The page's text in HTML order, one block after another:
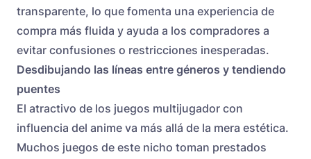
transparente, lo que fomenta una experiencia de
compra más fluida y ayuda a los compradores a
evitar confusiones o restricciones inesperadas.
Desdibujando las líneas entre géneros y tendiendo
puentes
El atractivo de los juegos multijugador con
influencia del anime va más allá de la mera estética.
Muchos juegos de este nicho toman prestados